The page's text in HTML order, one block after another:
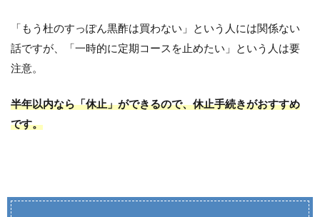
「もう杜のすっぽん黒酢は買わない」という人には関係ない
話ですが、「一時的に定期コースを止めたい」という人は要
注意。
半年以内なら「休止」ができるので、休止手続きがおすすめ
です。